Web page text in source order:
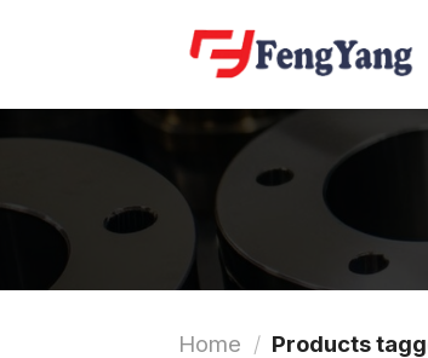
Home / Products